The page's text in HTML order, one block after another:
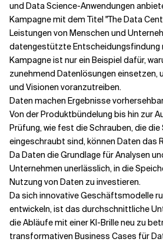
und Data Science-Anwendungen
Kampagne mit dem Titel "The Data
Leistungen von Menschen und
datengestützte Entscheidungsfindung
Kampagne ist nur ein Beispiel dafür,
zunehmend Datenlösungen einsetzen,
und Visionen voranzutreiben.
Daten machen Ergebnisse
Von der Produktbündelung bis hin zur
Prüfung, wie fest die Schrauben, die
eingeschraubt sind, können Daten das
Da Daten die Grundlage für Analysen
Unternehmen unerlässlich, in die
Nutzung von Daten zu investieren.
Da sich innovative Geschäftsmodelle
entwickeln, ist das durchschnittliche
die Abläufe mit einer KI-Brille neu zu
transformativen Business Cases für